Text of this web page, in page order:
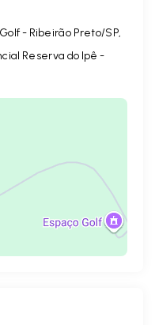
- Ribeirão Preto/SP,
Reserva do Ipê -